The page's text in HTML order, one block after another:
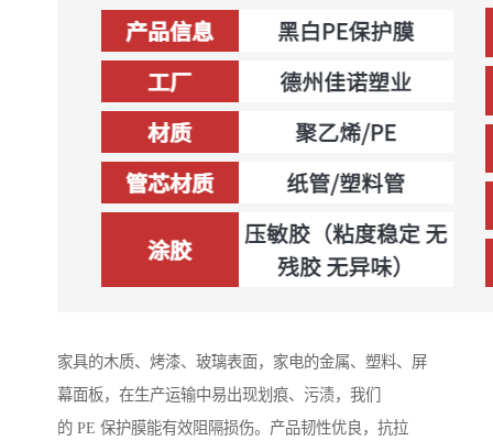
家具的木质、烤漆、玻璃表面，家电的金属、塑料、屏
幕面板，在生产运输中易出现划痕、污渍，我们
的 PE 保护膜能有效阻隔损伤。产品韧性优良，抗拉